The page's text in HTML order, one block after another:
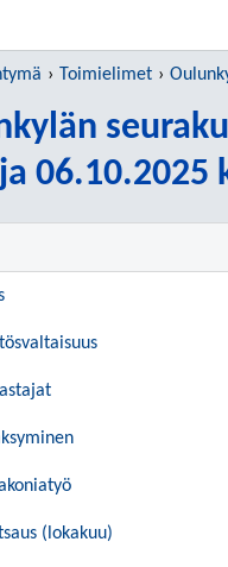
Toimielimet
06.10.2025
(lokakuu)